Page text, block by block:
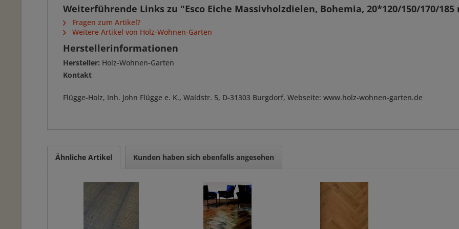
Weiterführende Links zu "Esco Eiche Massivholzdielen, Bohemia, 20*120/150/170/185
Fragen zum Artikel?
Weitere Artikel von Holz-Wohnen-Garten
Herstellerinformationen
Hersteller: Holz-Wohnen-Garten
Kontakt
Flügge-Holz, Inh. John Flügge e. K., Waldstr. 5, D-31303 Burgdorf, Webseite: www.holz-wohnen-garten.de
Ähnliche Artikel Kunden haben sich ebenfalls angesehen